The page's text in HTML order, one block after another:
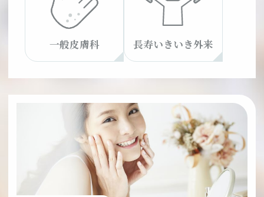
一般皮膚科 長寿いきいき外来